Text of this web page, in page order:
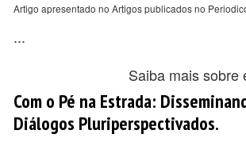
Artigo apresentado no Artigos publicados no
...
Saiba mais sobre
Com o Pé na Estrada:
Diálogos Pluriperspectivados.